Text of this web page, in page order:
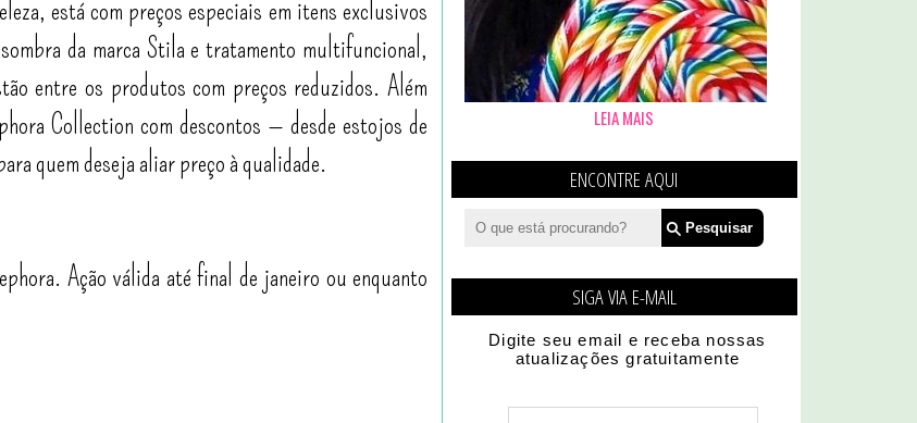
está com preços especiais em itens exclusivos
da marca Stila e tratamento multifuncional,
entre os produtos com preços reduzidos. Além
Collection com descontos — desde estojos de
quem deseja aliar preço à qualidade.
Ação válida até final de janeiro ou enquanto
LEIA MAIS
ENCONTRE AQUI
SIGA VIA E-MAIL
Digite seu email e receba nossas
atualizações gratuitamente